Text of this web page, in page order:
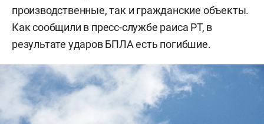
производственные, так и гражданские объекты.
Как сообщили в пресс-службе раиса РТ, в
результате ударов БПЛА есть погибшие.